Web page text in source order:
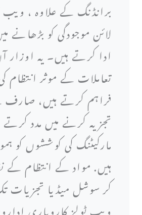
برانڈنگ کے علاوہ ،
لائن موجودگی کو بڑھانے
ادا کرتے ہیں۔ یہ اوزار
تعاملات کے موثر
فراہم کرتے ہیں،
تجزیہ کرنے میں مدد
مارکیٹنگ کی کوششوں کو
ہیں. مواد کے انتظام
کر سوشل میڈیا تجزیات
ویب ٹولز کاروباری